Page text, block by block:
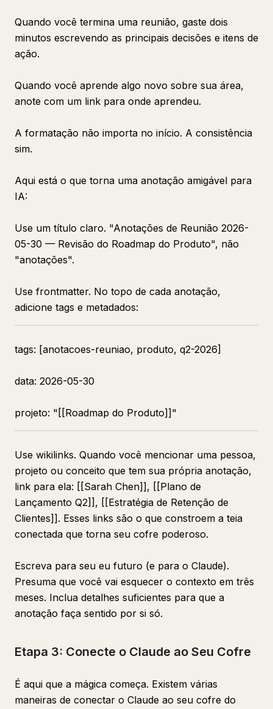
Quando você termina uma reunião, gaste dois
minutos escrevendo as principais decisões e itens de
ação.
Quando você aprende algo novo sobre sua área,
anote com um link para onde aprendeu.
A formatação não importa no início. A consistência
sim.
Aqui está o que torna uma anotação amigável para
IA:
Use um título claro. "Anotações de Reunião 2026-
05-30 — Revisão do Roadmap do Produto", não
"anotações".
Use frontmatter. No topo de cada anotação,
adicione tags e metadados:
tags: [anotacoes-reuniao, produto, q2-2026]
data: 2026-05-30
projeto: "[[Roadmap do Produto]]"
Use wikilinks. Quando você mencionar uma pessoa,
projeto ou conceito que tem sua própria anotação,
link para ela: [[Sarah Chen]], [[Plano de
Lançamento Q2]], [[Estratégia de Retenção de
Clientes]]. Esses links são o que constroem a teia
conectada que torna seu cofre poderoso.
Escreva para seu eu futuro (e para o Claude).
Presuma que você vai esquecer o contexto em três
meses. Inclua detalhes suficientes para que a
anotação faça sentido por si só.
Etapa 3: Conecte o Claude ao Seu Cofre
É aqui que a mágica começa. Existem várias
maneiras de conectar o Claude ao seu cofre do